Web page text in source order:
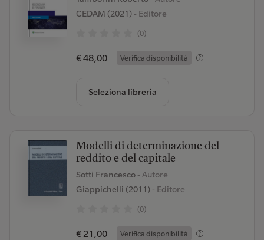
CEDAM (2021)- Editore
(0)
€ 48,00 Verifica disponibilità
Seleziona libreria
Modelli di determinazione del
reddito e del capitale
Sotti Francesco - Autore
Giappichelli (2011)- Editore
(0)
€ 21,00 Verifica disponibilità